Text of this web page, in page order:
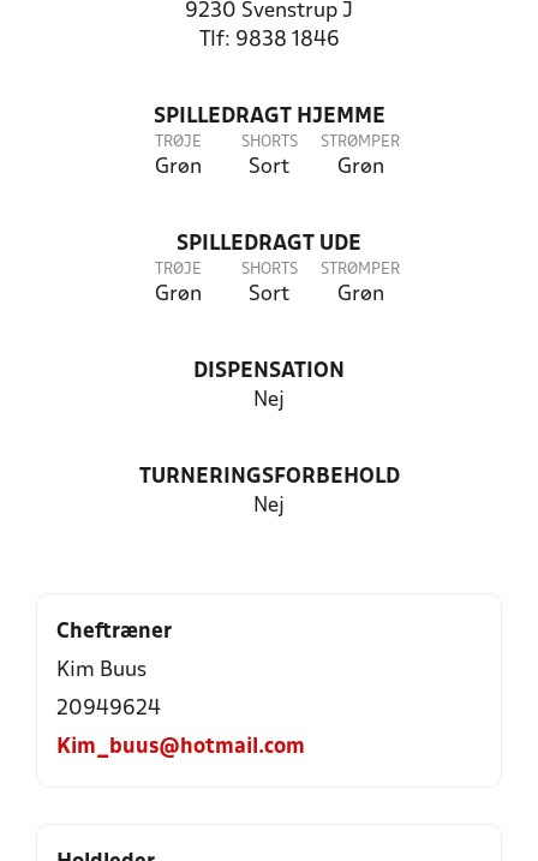
9230 Svenstrup J
Tlf: 9838 1846
SPILLEDRAGT HJEMME
TRØJE
Grøn
SHORTS
Sort
STRØMPER
Grøn
SPILLEDRAGT UDE
TRØJE
Grøn
SHORTS
Sort
STRØMPER
Grøn
DISPENSATION
Nej
TURNERINGSFORBEHOLD
Nej
Cheftræner
Kim Buus
20949624
Kim_buus@hotmail.com